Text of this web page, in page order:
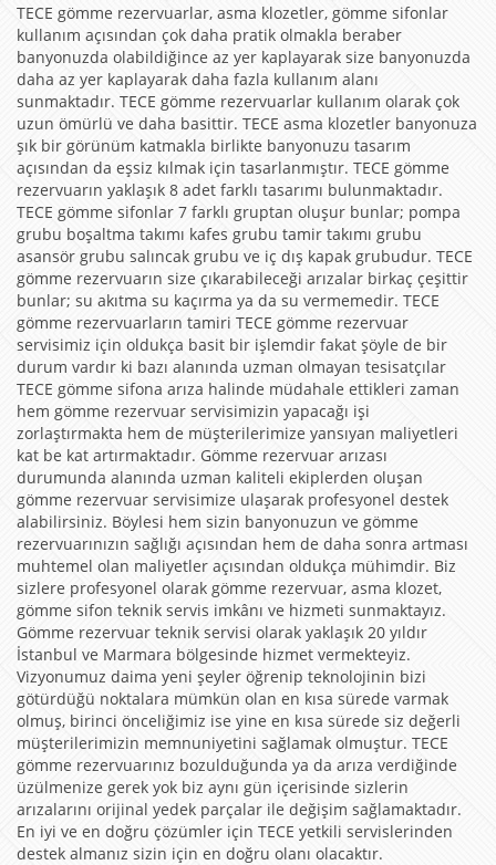
TECE gömme rezervuarlar, asma klozetler, gömme sifonlar
kullanım açısından çok daha pratik olmakla beraber
banyonuzda olabildiğince az yer kaplayarak size banyonuzda
daha az yer kaplayarak daha fazla kullanım alanı
sunmaktadır. TECE gömme rezervuarlar kullanım olarak çok
uzun ömürlü ve daha basittir. TECE asma klozetler banyonuza
şık bir görünüm katmakla birlikte banyonuzu tasarım
açısından da eşsiz kılmak için tasarlanmıştır. TECE gömme
rezervuarın yaklaşık 8 adet farklı tasarımı bulunmaktadır.
TECE gömme sifonlar 7 farklı gruptan oluşur bunlar; pompa
grubu boşaltma takımı kafes grubu tamir takımı grubu
asansör grubu salıncak grubu ve iç dış kapak grubudur. TECE
gömme rezervuarın size çıkarabileceği arızalar birkaç çeşittir
bunlar; su akıtma su kaçırma ya da su vermemedir. TECE
gömme rezervuarların tamiri TECE gömme rezervuar
servisimiz için oldukça basit bir işlemdir fakat şöyle de bir
durum vardır ki bazı alanında uzman olmayan tesisatçılar
TECE gömme sifona arıza halinde müdahale ettikleri zaman
hem gömme rezervuar servisimizin yapacağı işi
zorlaştırmakta hem de müşterilerimize yansıyan maliyetleri
kat be kat artırmaktadır. Gömme rezervuar arızası
durumunda alanında uzman kaliteli ekiplerden oluşan
gömme rezervuar servisimize ulaşarak profesyonel destek
alabilirsiniz. Böylesi hem sizin banyonuzun ve gömme
rezervuarınızın sağlığı açısından hem de daha sonra artması
muhtemel olan maliyetler açısından oldukça mühimdir. Biz
sizlere profesyonel olarak gömme rezervuar, asma klozet,
gömme sifon teknik servis imkânı ve hizmeti sunmaktayız.
Gömme rezervuar teknik servisi olarak yaklaşık 20 yıldır
İstanbul ve Marmara bölgesinde hizmet vermekteyiz.
Vizyonumuz daima yeni şeyler öğrenip teknolojinin bizi
götürdüğü noktalara mümkün olan en kısa sürede varmak
olmuş, birinci önceliğimiz ise yine en kısa sürede siz değerli
müşterilerimizin memnuniyetini sağlamak olmuştur. TECE
gömme rezervuarınız bozulduğunda ya da arıza verdiğinde
üzülmenize gerek yok biz aynı gün içerisinde sizlerin
arızalarını orijinal yedek parçalar ile değişim sağlamaktadır.
En iyi ve en doğru çözümler için TECE yetkili servislerinden
destek almanız sizin için en doğru olanı olacaktır.